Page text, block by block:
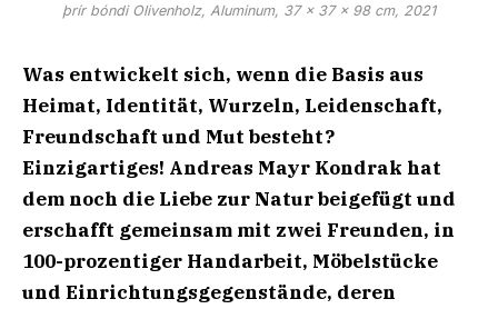
þrír bóndi Olivenholz, Aluminum, 37 x 37 x 98 cm, 2021
Was entwickelt sich, wenn die Basis aus
Heimat, Identität, Wurzeln, Leidenschaft,
Freundschaft und Mut besteht?
Einzigartiges! Andreas Mayr Kondrak hat
dem noch die Liebe zur Natur beigefügt und
erschafft gemeinsam mit zwei Freunden, in
100-prozentiger Handarbeit, Möbelstücke
und Einrichtungsgegenstände, deren